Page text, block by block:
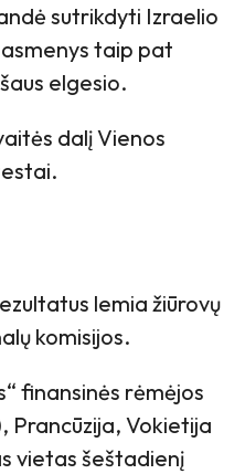
sutrikdyti Izraelio
taip pat
elgesio.
dalį Vienos
lemia žiūrovų
komisijos.
finansinės rėmėjos
Prancūzija, Vokietija
vietas šeštadienį